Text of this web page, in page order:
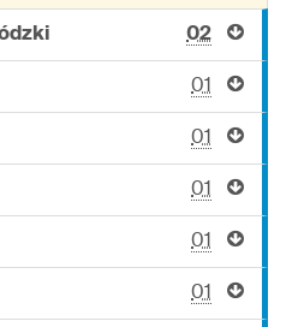
02
01
01
01
01
01